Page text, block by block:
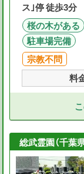
ス｣停 徒歩3分
桜の木がある
駐車場完備
宗教不問
料
総武霊園（千葉